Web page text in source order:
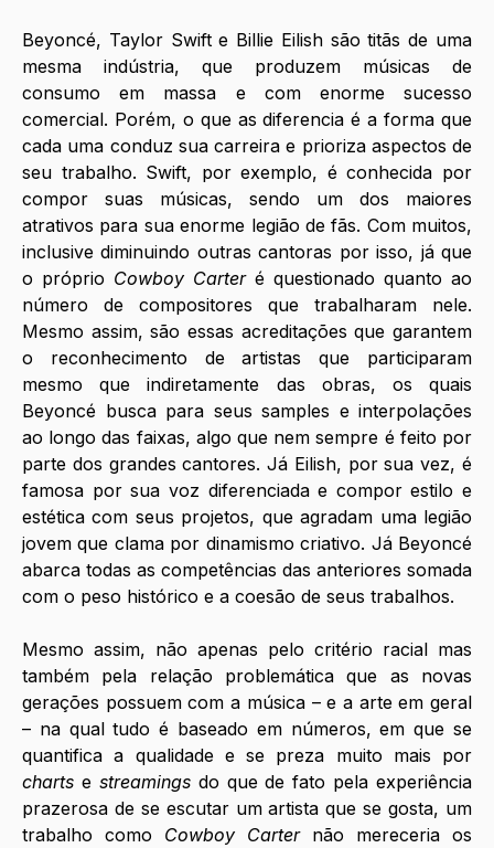
Beyoncé, Taylor Swift e Billie Eilish são titãs de uma
mesma indústria, que produzem músicas de
consumo em massa e com enorme sucesso
comercial. Porém, o que as diferencia é a forma que
cada uma conduz sua carreira e prioriza aspectos de
seu trabalho. Swift, por exemplo, é conhecida por
compor suas músicas, sendo um dos maiores
atrativos para sua enorme legião de fãs. Com muitos,
inclusive diminuindo outras cantoras por isso, já que
o próprio Cowboy Carter é questionado quanto ao
número de compositores que trabalharam nele.
Mesmo assim, são essas acreditações que garantem
o reconhecimento de artistas que participaram
mesmo que indiretamente das obras, os quais
Beyoncé busca para seus samples e interpolações
ao longo das faixas, algo que nem sempre é feito por
parte dos grandes cantores. Já Eilish, por sua vez, é
famosa por sua voz diferenciada e compor estilo e
estética com seus projetos, que agradam uma legião
jovem que clama por dinamismo criativo. Já Beyoncé
abarca todas as competências das anteriores somada
com o peso histórico e a coesão de seus trabalhos.
Mesmo assim, não apenas pelo critério racial mas
também pela relação problemática que as novas
gerações possuem com a música – e a arte em geral
– na qual tudo é baseado em números, em que se
charts e streamings do que de fato pela experiência
prazerosa de se escutar um artista que se gosta, um
trabalho como Cowboy Carter não mereceria os